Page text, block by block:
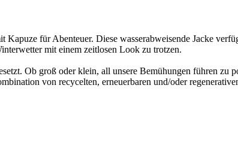
für Abenteuer. Diese wasserabweisende Jacke
mit einem zeitlosen Look zu trotzen.
Ob groß oder klein, all unsere Bemühungen führen
von recycelten, erneuerbaren und/oder